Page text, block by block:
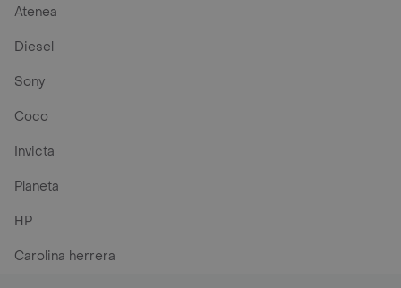
Atenea
Diesel
Sony
Coco
Invicta
Planeta
HP
Carolina herrera